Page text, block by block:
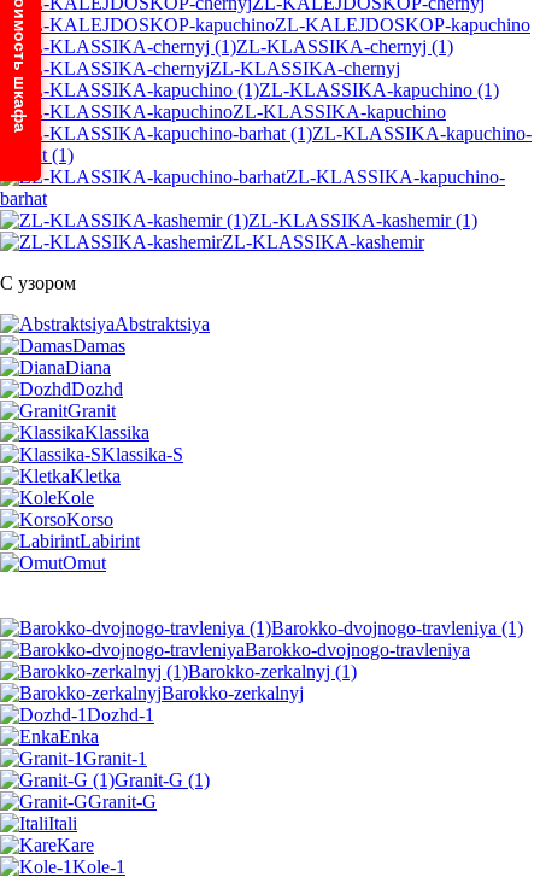
ZL-KALEJDOSKOP-kapuchino
ZL-KLASSIKA-chernyj (1)
ZL-KLASSIKA-chernyj
ZL-KLASSIKA-kapuchino (1)
ZL-KLASSIKA-kapuchino
ZL-KLASSIKA-kapuchino-
barhat (1)
ZL-KLASSIKA-kapuchino-
barhat
ZL-KLASSIKA-kashemir (1)
ZL-KLASSIKA-kashemir
С узором
Abstraktsiya
Damas
Diana
Dozhd
Granit
Klassika
Klassika-S
Kletka
Kole
Korso
Labirint
Omut
Barokko-dvojnogo-travleniya (1)
Barokko-dvojnogo-travleniya
Barokko-zerkalnyj (1)
Barokko-zerkalnyj
Dozhd-1
Enka
Granit-1
Granit-G (1)
Granit-G
Itali
Kare
Kole-1